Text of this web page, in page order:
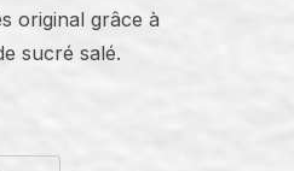
original grâce à
sucré salé.